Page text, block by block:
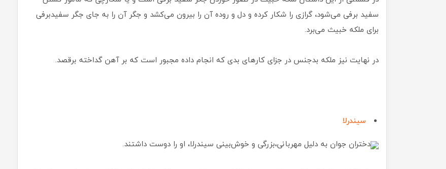
سفید برفی می‌شود، گرازی را شکار کرده و دل و روده آن را بیرون می‌کشد و جگر آن را به جای جگر سفیدبرفی
برای ملکه خبیث می‌برد.
در نهایت نیز ملکه بدجنس در جزای کارهای بدی که انجام داده مجبور است که بر آهن گداخته برقصد.
سیندرلا
دختران جوان به دلیل مهربانی،بزرگی و خوش‌بینی سیندرلا، او را دوست داشتند.